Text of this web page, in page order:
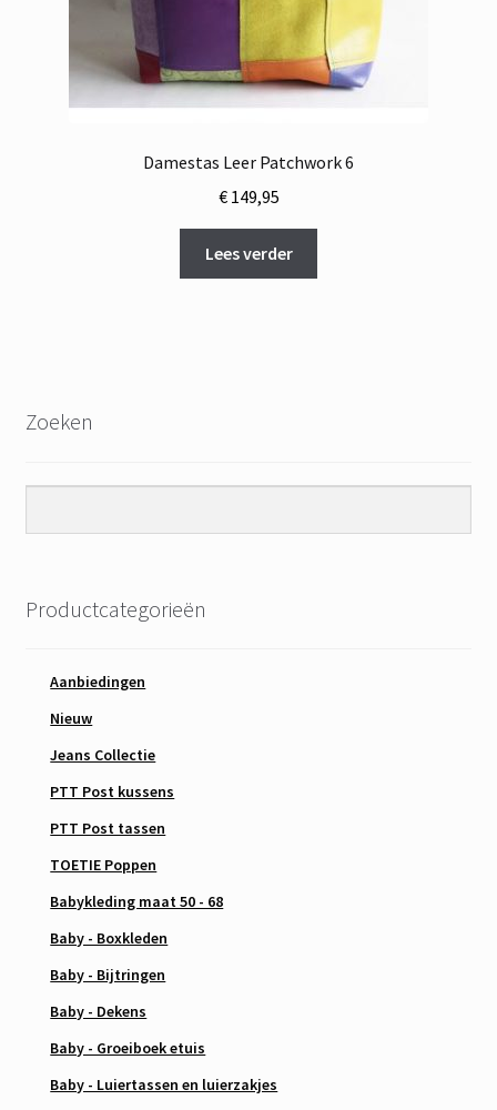
Damestas Leer Patchwork 6
€149,95
Lees verder
Zoeken
Productcategorieën
Aanbiedingen
Nieuw
Jeans Collectie
PTT Post kussens
PTT Post tassen
TOETIE Poppen
Babykleding maat 50 - 68
Baby - Boxkleden
Baby - Bijtringen
Baby - Dekens
Baby - Groeiboek etuis
Baby - Luiertassen en luierzakjes